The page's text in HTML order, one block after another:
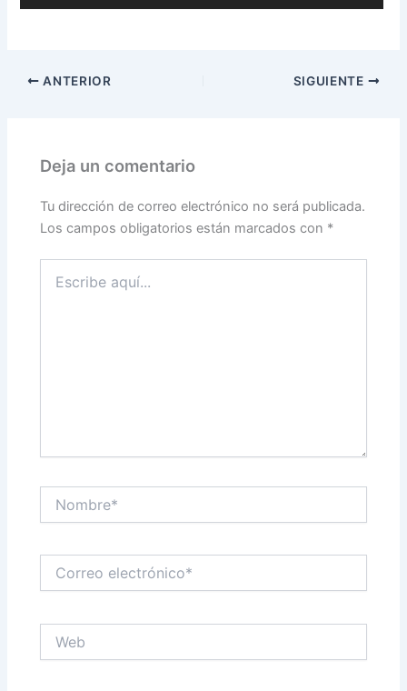
ANTERIOR SIGUIENTE
Deja un comentario
Tu dirección de correo electrónico no será publicada.
Los campos obligatorios están marcados con *
aquí...
electrónico*